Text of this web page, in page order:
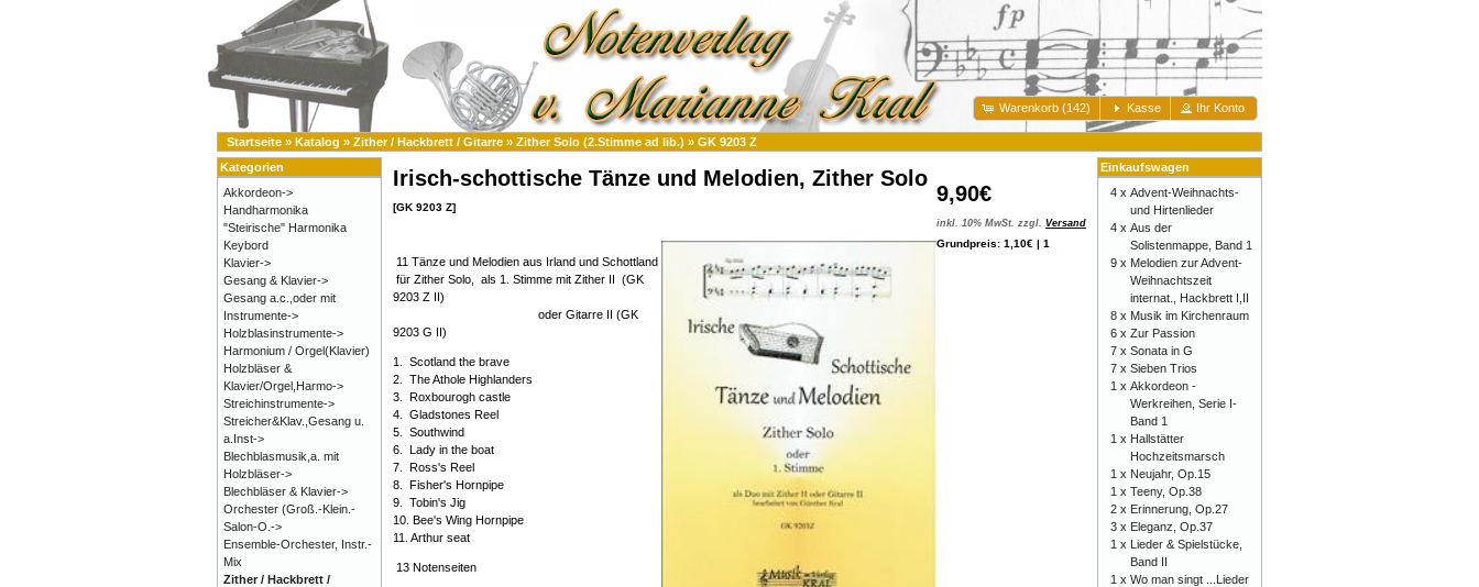
Warenkorb (142) Kasse Ihr Konto
Startseite » Katalog » Zither / Hackbrett / Gitarre » Zither Solo (2.Stimme ad lib.) » GK 9203 Z
9,90€
inkl. 10% MwSt. zzgl. Versand
Grundpreis: 1,10€ | 1
Irisch-schottische Tänze und Melodien, Zither Solo
[GK 9203 Z]
11 Tänze und Melodien aus Irland und Schottland
für Zither Solo, als 1. Stimme mit Zither II (GK
9203 Z II)
oder Gitarre II (GK
9203 G II)
1. Scotland the brave
2. The Athole Highlanders
3. Roxbourogh castle
4. Gladstones Reel
5. Southwind
6. Lady in the boat
7. Ross's Reel
8. Fisher's Hornpipe
9. Tobin's Jig
10. Bee's Wing Hornpipe
11. Arthur seat
13 Notenseiten
Kategorien
Akkordeon->
Handharmonika
"Steirische" Harmonika
Keybord
Klavier->
Gesang & Klavier->
Gesang a.c.,oder mit
Instrumente->
Holzblasinstrumente->
Harmonium / Orgel(Klavier)
Holzbläser &
Klavier/Orgel,Harmo->
Streichinstrumente->
Streicher&Klav.,Gesang u.
a.Inst->
Blechblasmusik,a. mit
Holzbläser->
Blechbläser & Klavier->
Orchester (Groß.-Klein.-
Salon-O.->
Ensemble-Orchester, Instr.-
Mix
Zither / Hackbrett /
Einkaufswagen
4 x Advent-Weihnachts-
und Hirtenlieder
4 x Aus der
Solistenmappe, Band 1
9 x Melodien zur Advent-
Weihnachtszeit
internat., Hackbrett I,II
8 x Musik im Kirchenraum
6 x Zur Passion
7 x Sonata in G
7 x Sieben Trios
1 x Akkordeon -
Werkreihen, Serie I-
Band 1
1 x Hallstätter
Hochzeitsmarsch
1 x Neujahr, Op.15
1 x Teeny, Op.38
2 x Erinnerung, Op.27
3 x Eleganz, Op.37
1 x Lieder & Spielstücke,
Band II
1 x Wo man singt ...Lieder